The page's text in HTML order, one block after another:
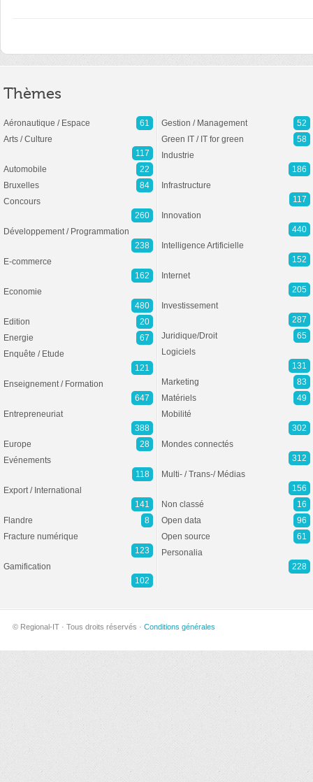
Thèmes
Aéronautique / Espace
61
Arts / Culture
117
Automobile
22
Bruxelles
84
Concours
260
Développement / Programmation
238
E-commerce
162
Economie
480
Edition
20
Energie
67
Enquête / Etude
121
Enseignement / Formation
647
Entrepreneuriat
388
Europe
28
Evénements
118
Export / International
141
Flandre
8
Fracture numérique
123
Gamification
102
Gestion / Management
52
Green IT / IT for green
58
Industrie
186
Infrastructure
117
Innovation
440
Intelligence Artificielle
152
Internet
205
Investissement
287
Juridique/Droit
65
Logiciels
131
Marketing
83
Matériels
49
Mobilité
302
Mondes connectés
312
Multi- / Trans-/ Médias
156
Non classé
16
Open data
96
Open source
61
Personalia
228
© Regional-IT · Tous droits réservés · Conditions générales